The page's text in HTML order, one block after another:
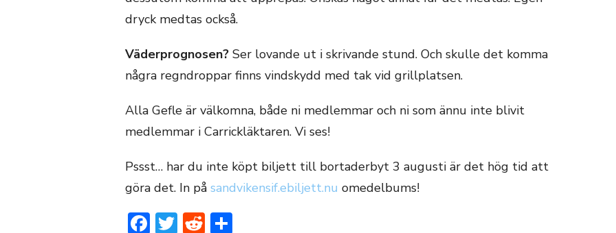
dryck medtas också.
Väderprognosen? Ser lovande ut i skrivande stund. Och skulle det komma
några regndroppar finns vindskydd med tak vid grillplatsen.
Alla Gefle är välkomna, både ni medlemmar och ni som ännu inte blivit
medlemmar i Carrickläktaren. Vi ses!
Pssst… har du inte köpt biljett till bortaderbyt 3 augusti är det hög tid att
göra det. In på sandvikensif.ebiljett.nu omedelbums!
Facebook
Twitter
Reddit